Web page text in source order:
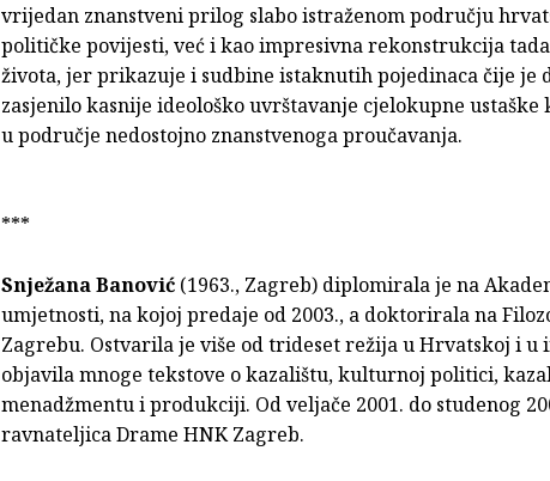
vrijedan znanstveni prilog slabo istraženom području
političke povijesti, već i kao impresivna rekonstrukcija
života, jer prikazuje i sudbine istaknutih pojedinaca čije je
zasjenilo kasnije ideološko uvrštavanje cjelokupne
u područje nedostojno znanstvenoga proučavanja.
***
Snježana Banović (1963., Zagreb) diplomirala je na
umjetnosti, na kojoj predaje od 2003., a doktorirala na
Zagrebu. Ostvarila je više od trideset režija u Hrvatskoj i u
objavila mnoge tekstove o kazalištu, kulturnoj politici,
menadžmentu i produkciji. Od veljače 2001. do studenog
ravnateljica Drame HNK Zagreb.